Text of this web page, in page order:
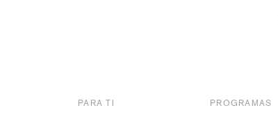
PARA TI PROGRAMAS